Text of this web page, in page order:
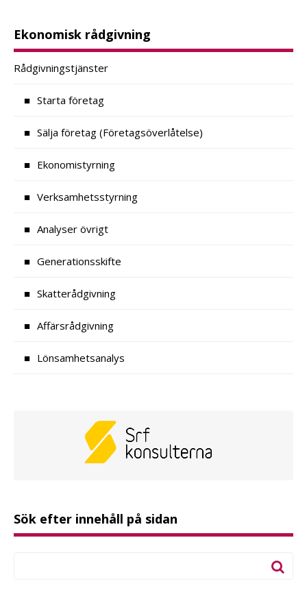
Ekonomisk rådgivning
Rådgivningstjänster
Starta företag
Sälja företag (Företagsöverlåtelse)
Ekonomistyrning
Verksamhetsstyrning
Analyser övrigt
Generationsskifte
Skatterådgivning
Affärsrådgivning
Lönsamhetsanalys
Sök efter innehåll på sidan